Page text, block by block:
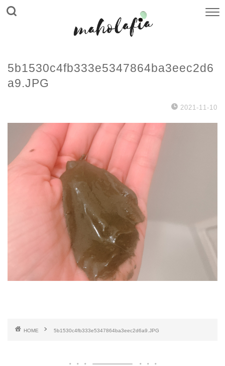
5b1530c4fb333e5347864ba3eec2d6
a9.JPG
2021-11-10
HOME 5b1530c4fb333e5347864ba3eec2d6a9.JPG